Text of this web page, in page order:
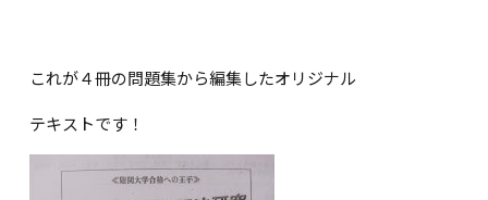
これが４冊の問題集から編集したオリジナル
テキストです！